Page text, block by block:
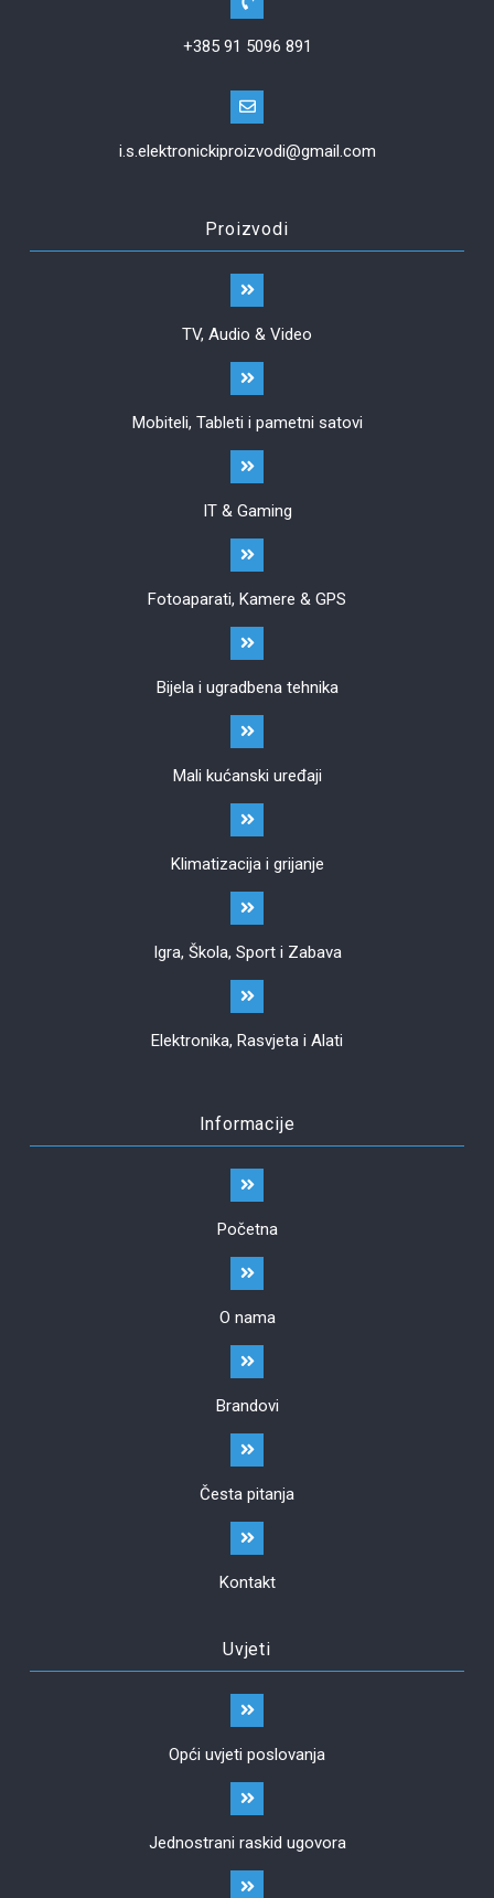
+385 91 5096 891
i.s.elektronickiproizvodi@gmail.com
Proizvodi
TV, Audio & Video
Mobiteli, Tableti i pametni satovi
IT & Gaming
Fotoaparati, Kamere & GPS
Bijela i ugradbena tehnika
Mali kućanski uređaji
Klimatizacija i grijanje
Igra, Škola, Sport i Zabava
Elektronika, Rasvjeta i Alati
Informacije
Početna
O nama
Brandovi
Česta pitanja
Kontakt
Uvjeti
Opći uvjeti poslovanja
Jednostrani raskid ugovora